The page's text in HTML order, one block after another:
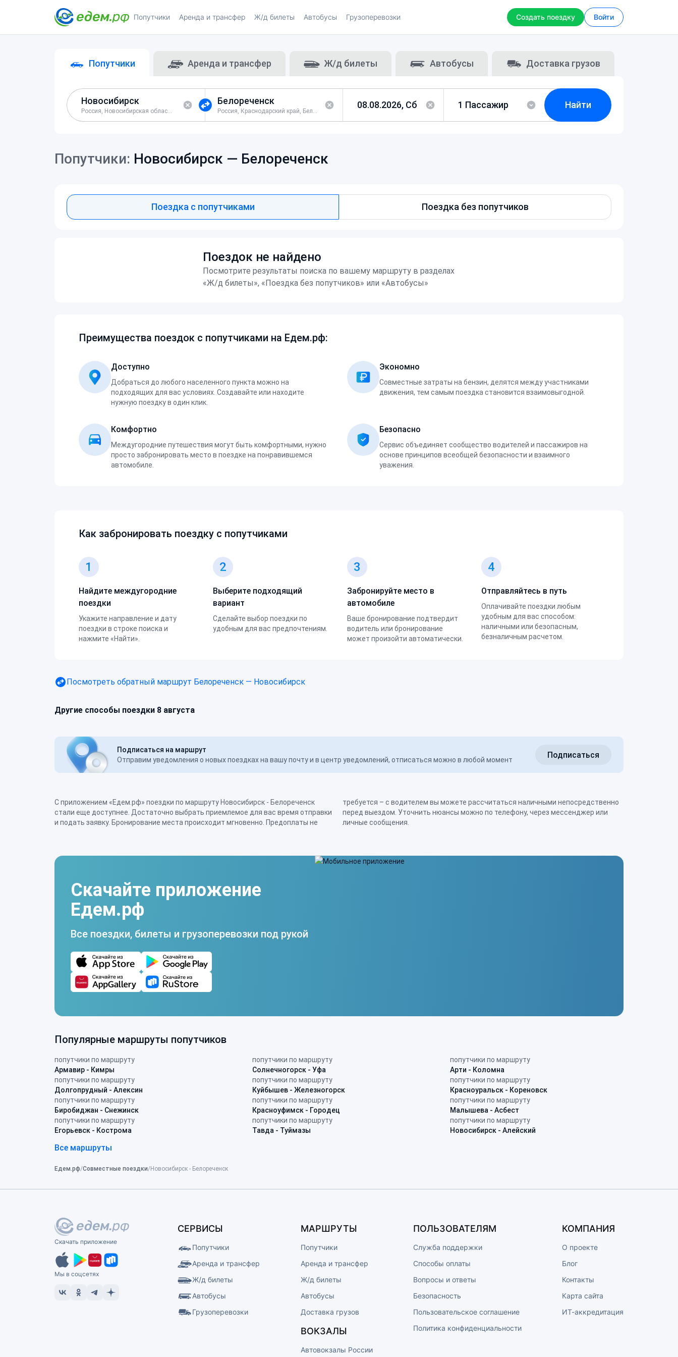
Попутчики Аренда и трансфер Ж/д билеты Автобусы Грузоперевозки Создать поездку Войти
Попутчики Аренда и трансфер Ж/д билеты Автобусы Доставка грузов
Россия, Новосибирская область, город Новосибирск Россия, Краснодарский край, Белореченский район
Найти
Попутчики: Новосибирск — Белореченск
Поездка с попутчиками Поездка без попутчиков
Поездок не найдено
Посмотрите результаты поиска по вашему маршруту в разделах
«Ж/д билеты», «Поездка без попутчиков» или «Автобусы»
Преимущества поездок с попутчиками на Едем.рф:
Доступно
Добраться до любого населенного пункта можно на
подходящих для вас условиях. Создавайте или находите
нужную поездку в один клик.
Экономно
Совместные затраты на бензин, делятся между участниками
движения, тем самым поездка становится взаимовыгодной.
Комфортно
Междугородние путешествия могут быть комфортными, нужно
просто забронировать место в поездке на понравившемся
автомобиле.
Безопасно
Сервис объединяет сообщество водителей и пассажиров на
основе принципов всеобщей безопасности и взаимного
уважения.
Как забронировать поездку с попутчиками
1
Найдите междугородние
поездки
Укажите направление и дату
поездки в строке поиска и
нажмите «Найти».
2
Выберите подходящий
вариант
Сделайте выбор поездки по
удобным для вас предпочтениям.
3
Забронируйте место в
автомобиле
Ваше бронирование подтвердит
водитель или бронирование
может произойти автоматически.
4
Отправляйтесь в путь
Оплачивайте поездки любым
удобным для вас способом:
наличными или безопасным,
безналичным расчетом.
Посмотреть обратный маршрут Белореченск — Новосибирск
Другие способы поездки 8 августа
Подписаться на маршрут
Отправим уведомления о новых поездках на вашу почту и в центр уведомлений, отписаться можно в любой момент
Подписаться
С приложением «Едем.рф» поездки по маршруту Новосибирск - Белореченск
стали еще доступнее. Достаточно выбрать приемлемое для вас время отправки
и подать заявку. Бронирование места происходит мгновенно. Предоплаты не
требуется – с водителем вы можете рассчитаться наличными непосредственно
перед выездом. Уточнить нюансы можно по телефону, через мессенджер или
личные сообщения.
Скачайте приложение
Едем.рф
Все поездки, билеты и грузоперевозки под рукой
Популярные маршруты попутчиков
попутчики по маршруту
Армавир - Кимры
попутчики по маршруту
Долгопрудный - Алексин
попутчики по маршруту
Биробиджан - Снежинск
попутчики по маршруту
Егорьевск - Кострома
попутчики по маршруту
Солнечногорск - Уфа
попутчики по маршруту
Куйбышев - Железногорск
попутчики по маршруту
Красноуфимск - Городец
попутчики по маршруту
Тавда - Туймазы
попутчики по маршруту
Арти - Коломна
попутчики по маршруту
Красноуральск - Кореновск
попутчики по маршруту
Малышева - Асбест
попутчики по маршруту
Новосибирск - Алейский
Все маршруты
Едем.рф Совместные поездки Новосибирск - Белореченск
Скачать приложение
Мы в соцсетях
СЕРВИСЫ
Попутчики
Аренда и трансфер
Ж/д билеты
Автобусы
Грузоперевозки
МАРШРУТЫ
Попутчики
Аренда и трансфер
Ж/д билеты
Автобусы
Доставка грузов
ВОКЗАЛЫ
Автовокзалы России
ПОЛЬЗОВАТЕЛЯМ
Служба поддержки
Способы оплаты
Вопросы и ответы
Безопасность
Пользовательское соглашение
Политика конфиденциальности
КОМПАНИЯ
О проекте
Блог
Контакты
Карта сайта
ИТ-аккредитация